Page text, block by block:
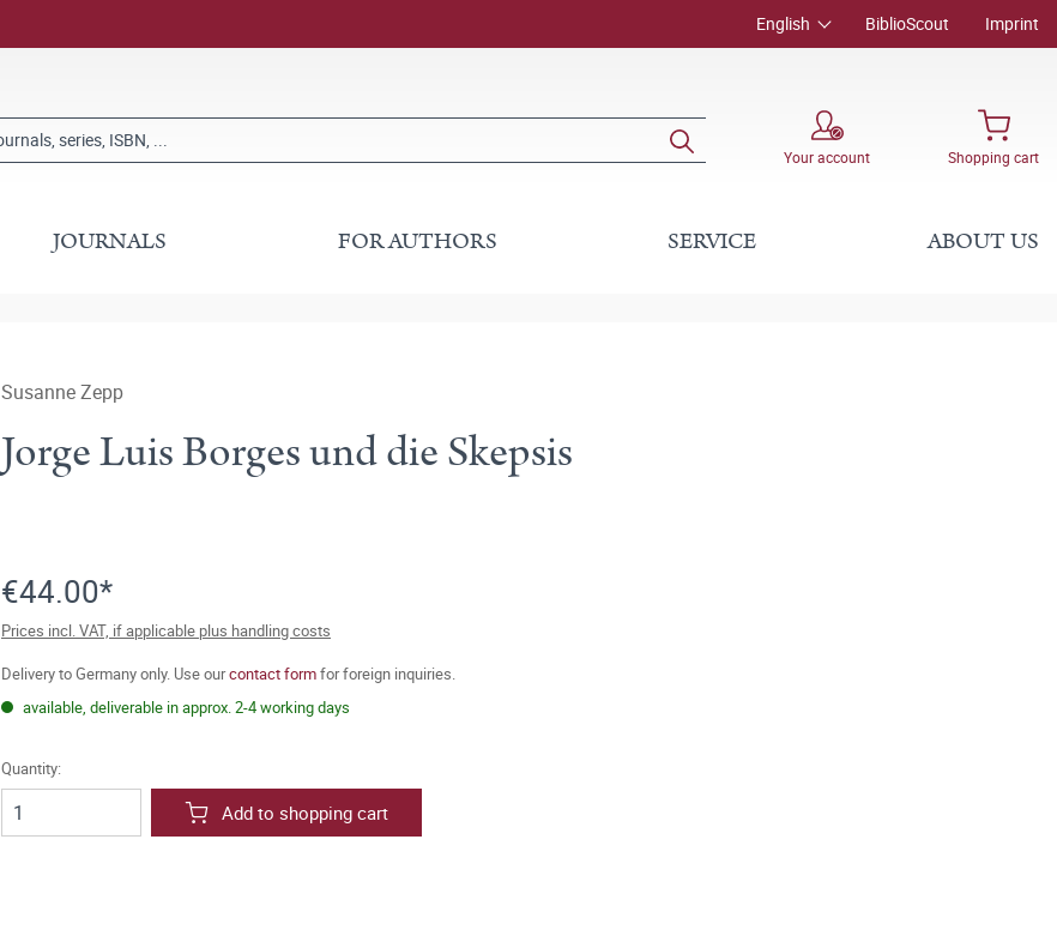
English BiblioScout Imprint
Your account Shopping cart
JOURNALS FOR AUTHORS SERVICE ABOUT US
Susanne Zepp
Jorge Luis Borges und die Skepsis
€44.00*
Prices incl. VAT, if applicable plus handling costs
Delivery to Germany only. Use ourcontact formfor foreign inquiries.
available, deliverable in approx. 2-4 working days
Quantity:
Add to shopping cart